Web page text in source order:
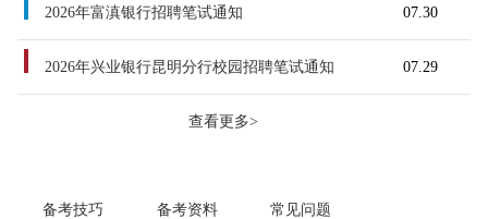
2026年富滇银行招聘笔试通知 07.30
2026年兴业银行昆明分行校园招聘笔试通知 07.29
查看更多>
备考技巧 备考资料 常见问题